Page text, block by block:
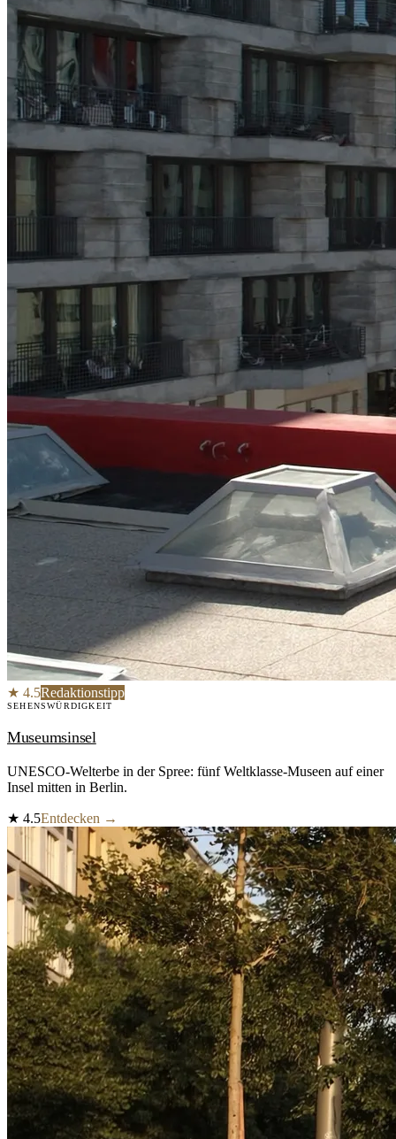
★ 4.5Redaktionstipp
SEHENSWÜRDIGKEIT
Museumsinsel
UNESCO-Welterbe in der Spree: fünf Weltklasse-Museen auf einer
Insel mitten in Berlin.
★ 4.5Entdecken →